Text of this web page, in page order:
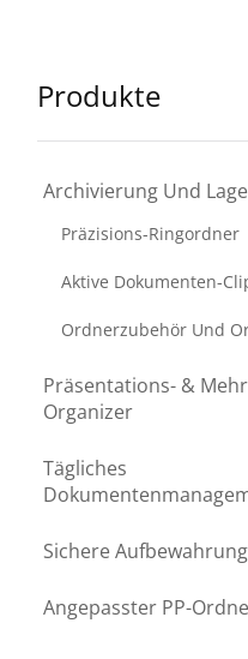
Produkte
Archivierung Und
Präzisions-Ringordner
Aktive Dokumenten-
Ordnerzubehör Und
Präsentations- &
Organizer
Tägliches
Sichere
Angepasster PP-